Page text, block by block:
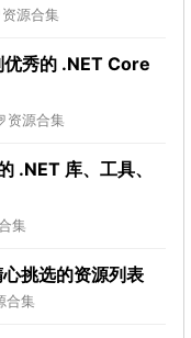
资源合集
秀的 .NET Core
资源合集
.NET 库、工具、
集
挑选的资源列表
合集